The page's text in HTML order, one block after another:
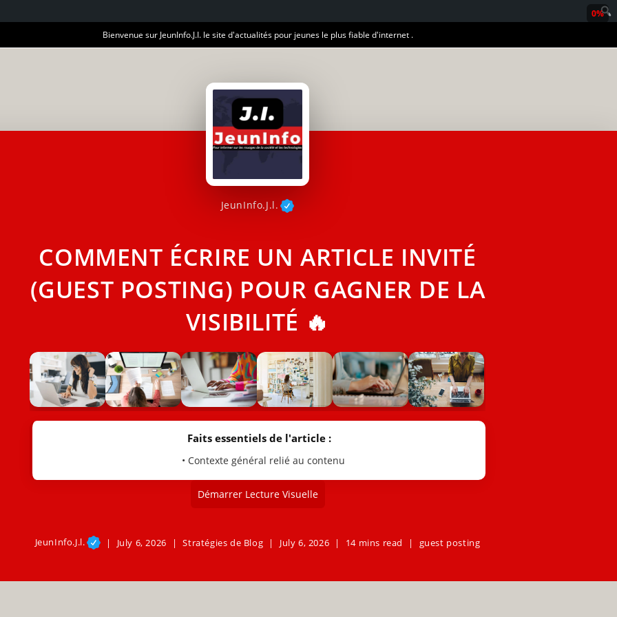
Bienvenue sur JeunInfo.J.I. le site d'actualités pour jeunes le plus fiable d'internet .
JeunInfo.J.l.
COMMENT ÉCRIRE UN ARTICLE INVITÉ
(GUEST POSTING) POUR GAGNER DE LA
VISIBILITÉ 🔥
Faits essentiels de l'article :
• Contexte général relié au contenu
Démarrer Lecture Visuelle
JeunInfo.J.l. July 6, 2026 Stratégies de Blog July 6, 2026 14 mins read guest posting
0%